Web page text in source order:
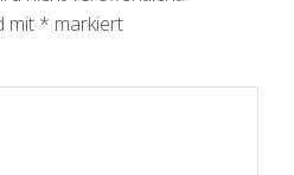
mit * markiert